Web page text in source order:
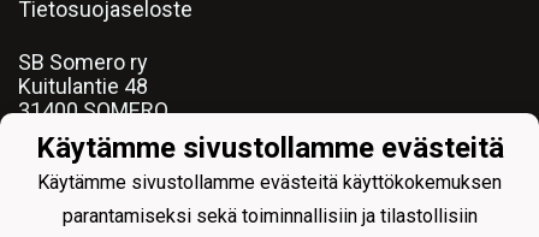
Tietosuojaseloste
SB Somero ry
Kuitulantie 48
31400 SOMERO
puh:0400944013
email: ihamaki.jarkko@gmail.com
y-tunnus:2509088-2
Käytämme sivustollamme evästeitä
Käytämme sivustollamme evästeitä käyttökokemuksen
parantamiseksi sekä toiminnallisiin ja tilastollisiin